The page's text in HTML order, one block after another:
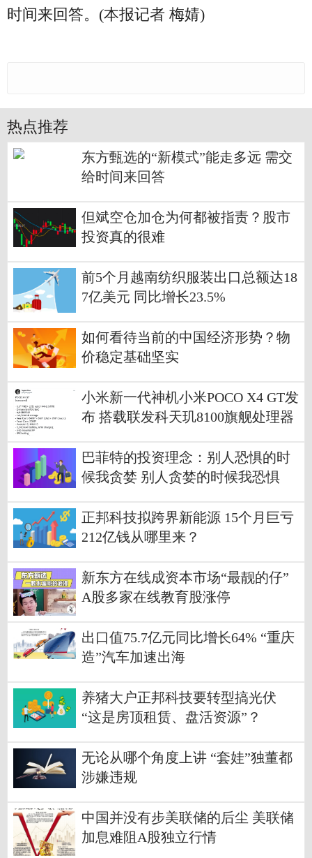
时间来回答。(本报记者 梅婧)
热点推荐
东方甄选的“新模式”能走多远 需交
给时间来回答
但斌空仓加仓为何都被指责？股市
投资真的很难
前5个月越南纺织服装出口总额达18
7亿美元 同比增长23.5%
如何看待当前的中国经济形势？物
价稳定基础坚实
小米新一代神机小米POCO X4 GT发
布 搭载联发科天玑8100旗舰处理器
巴菲特的投资理念：别人恐惧的时
候我贪婪 别人贪婪的时候我恐惧
正邦科技拟跨界新能源 15个月巨亏
212亿钱从哪里来？
新东方在线成资本市场“最靓的仔”
A股多家在线教育股涨停
出口值75.7亿元同比增长64% “重庆
造”汽车加速出海
养猪大户正邦科技要转型搞光伏
“这是房顶租赁、盘活资源”？
无论从哪个角度上讲 “套娃”独董都
涉嫌违规
中国并没有步美联储的后尘 美联储
加息难阻A股独立行情